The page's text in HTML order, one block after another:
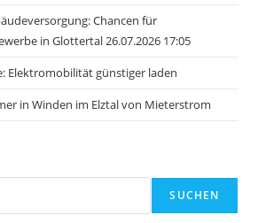
Chancen für
in Glottertal 26.07.2026 17:05
Elektromobilität günstiger laden
in Winden im Elztal von Mieterstrom
SUCHEN